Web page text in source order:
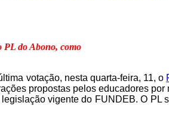
PL do Abono, como
votação, nesta quarta-feira, 11, o
propostas pelos educadores
vigente do FUNDEB. O